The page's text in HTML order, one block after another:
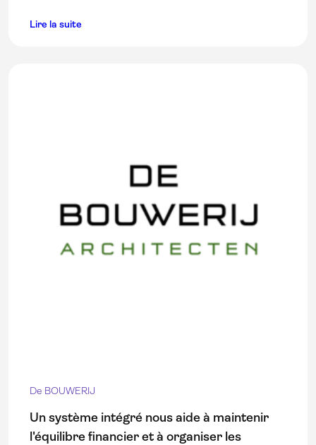
Lire la suite
De BOUWERIJ
Un système intégré nous aide à maintenir
l'équilibre financier et à organiser les